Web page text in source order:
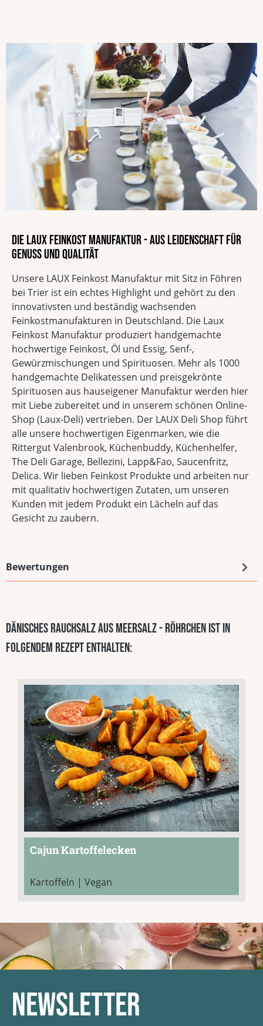
Die LAUX Feinkost Manufaktur - Aus Leidenschaft für
Genuss und Qualität
Unsere LAUX Feinkost Manufaktur mit Sitz in Föhren
bei Trier ist ein echtes Highlight und gehört zu den
innovativsten und beständig wachsenden
Feinkostmanufakturen in Deutschland. Die Laux
Feinkost Manufaktur produziert handgemachte
hochwertige Feinkost, Öl und Essig, Senf-,
Gewürzmischungen und Spirituosen. Mehr als 1000
handgemachte Delikatessen und preisgekrönte
Spirituosen aus hauseigener Manufaktur werden hier
mit Liebe zubereitet und in unserem schönen Online-
Shop (Laux-Deli) vertrieben. Der LAUX Deli Shop führt
alle unsere hochwertigen Eigenmarken, wie die
Rittergut Valenbrook, Küchenbuddy, Küchenhelfer,
The Deli Garage, Bellezini, Lapp&Fao, Saucenfritz,
Delica. Wir lieben Feinkost Produkte und arbeiten nur
mit qualitativ hochwertigen Zutaten, um unseren
Kunden mit jedem Produkt ein Lächeln auf das
Gesicht zu zaubern.
Bewertungen
Dänisches Rauchsalz aus Meersalz - Röhrchen ist in
folgendem Rezept enthalten:
Cajun Kartoffelecken
Kartoffeln | Vegan
Newsletter